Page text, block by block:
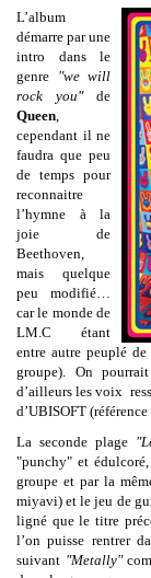
L’album
démarre par une
intro dans le
genre
"we will
rock you"de
Queen,
cependant il ne
faudra que peu
de temps pour
reconnaitre
l’hymne à la
joie de
Beethoven,
mais quelque
peu modifié…
car le monde de
LM.C étant
entre autre peuplé
groupe). On
d’ailleurs les voix
d’UBISOFT
La seconde plage
"punchy" et
groupe et par la
miyavi) et le jeu de
ligné que le titre
l’on puisse rentrer
suivant "Metally"